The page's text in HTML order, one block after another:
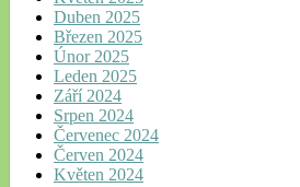
Duben 2025
Březen 2025
Únor 2025
Leden 2025
Září 2024
Srpen 2024
Červenec 2024
Červen 2024
Květen 2024